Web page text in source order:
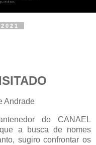
Andrade
do CANAEL
a busca de nomes
sugiro confrontar os